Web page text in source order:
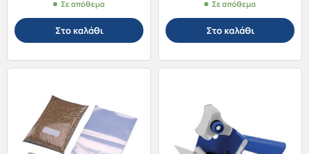
Σε απόθεμα
Στο καλάθι
Σε απόθεμα
Στο καλάθι